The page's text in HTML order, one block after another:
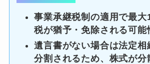
事業承継税制の適用で最大
税が猶予・免除される可能
遺言書がない場合は法定相
分割されるため、株式が分